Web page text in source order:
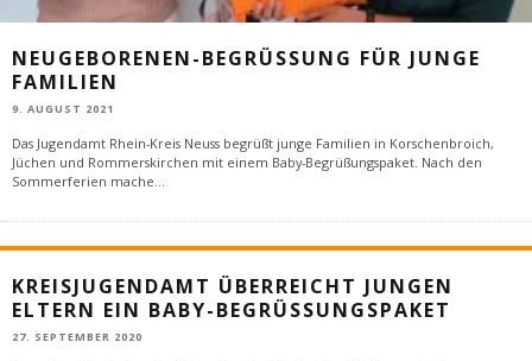
NEUGEBORENEN-BEGRÜSSUNG FÜR JUNGE F
AMILIEN
9. AUGUST 2021
Das Jugendamt Rhein-Kreis Neuss begrüßt junge Familien in Korschenbroich,
Jüchen und Rommerskirchen mit einem Baby-Begrüßungspaket. Nach den
Sommerferien mache...
KREISJUGENDAMT ÜBERREICHT JUNGEN
ELTERN EIN BABY-BEGRÜSSUNGSPAKET
27. SEPTEMBER 2020